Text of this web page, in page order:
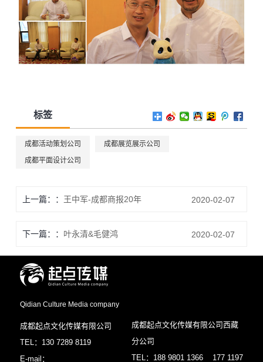
标签
成都活动策划公司
成都展览展示公司
成都平面设计公司
上一篇： 王中军-成都商报20年 2020-02-07
下一篇： 叶永清&毛健鸿 2020-02-07
Qidian Culture Media company
成都起点文化传媒有限公司
TEL：130 7289 8119
E-mail：
成都起点文化传媒有限公司西藏
分公司
TEL：188 9801 1366 177 1197